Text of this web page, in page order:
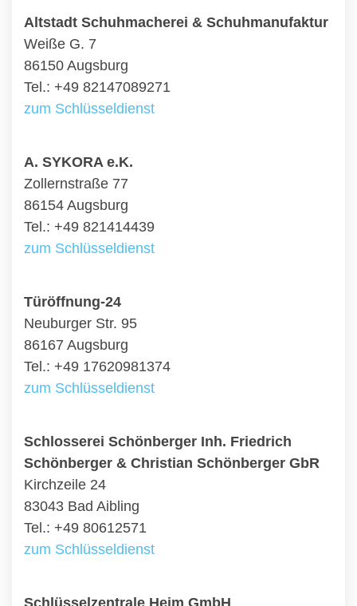
Altstadt Schuhmacherei & Schuhmanufaktur
Weiße G. 7
86150 Augsburg
Tel.: +49 82147089271
zum Schlüsseldienst
A. SYKORA e.K.
Zollernstraße 77
86154 Augsburg
Tel.: +49 821414439
zum Schlüsseldienst
Türöffnung-24
Neuburger Str. 95
86167 Augsburg
Tel.: +49 17620981374
zum Schlüsseldienst
Schlosserei Schönberger Inh. Friedrich
Schönberger & Christian Schönberger GbR
Kirchzeile 24
83043 Bad Aibling
Tel.: +49 80612571
zum Schlüsseldienst
Schlüsselzentrale Heim GmbH